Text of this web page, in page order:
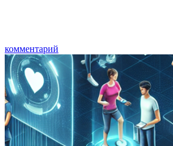
комментарий